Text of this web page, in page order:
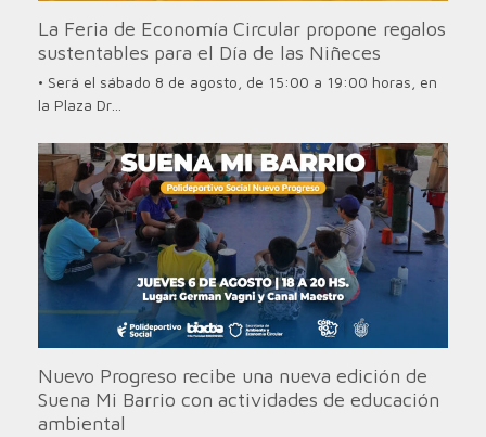
La Feria de Economía Circular propone regalos
sustentables para el Día de las Niñeces
• Será el sábado 8 de agosto, de 15:00 a 19:00 horas, en
la Plaza Dr…
Nuevo Progreso recibe una nueva edición de
Suena Mi Barrio con actividades de educación
ambiental